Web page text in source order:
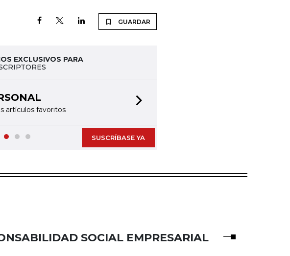
GUARDAR
EXCLUSIVOS PARA
artículos favoritos
SUSCRÍBASE YA
SOCIAL EMPRESARIAL